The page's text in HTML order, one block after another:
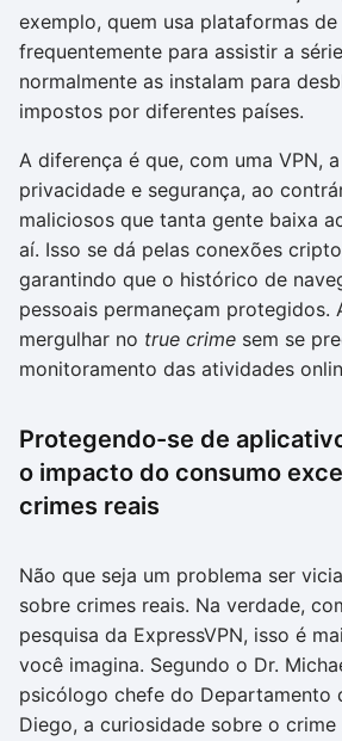
exemplo, quem usa plataformas de
frequentemente para assistir a
normalmente as instalam para
impostos por diferentes países.
A diferença é que, com uma VPN,
privacidade e segurança, ao
maliciosos que tanta gente baixa
aí. Isso se dá pelas conexões
garantindo que o histórico de
pessoais permaneçam protegidos.
mergulhar no true crime sem se
monitoramento das atividades
Protegendo-se de
o impacto do consumo
crimes reais
Não que seja um problema ser
sobre crimes reais. Na verdade,
pesquisa da ExpressVPN, isso é
você imagina. Segundo o Dr.
psicólogo chefe do Departamento
Diego, a curiosidade sobre o